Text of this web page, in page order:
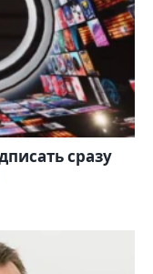
сразу